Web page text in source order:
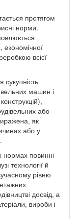
протягом
норми.
економічної
всієї
машин і
або
як
або у
нормах повинні
технології й
рівню
досвід, а
вироби і